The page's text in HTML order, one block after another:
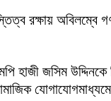
রক্ষায় অবিলম্বে
হাজী জসিম উদ্দিনকে